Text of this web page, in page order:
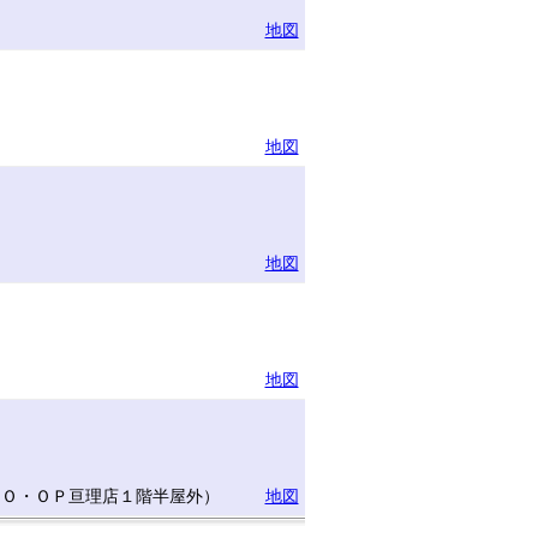
地図
地図
地図
地図
ＯＰ亘理店１階半屋外）
地図